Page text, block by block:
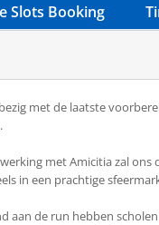
Slots Booking
met de laatste
met Amicitia zal
in een prachtige
aan de run hebben